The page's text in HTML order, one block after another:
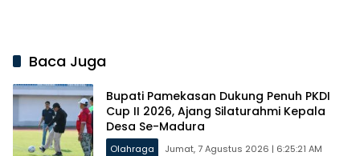
Baca Juga
Bupati Pamekasan Dukung Penuh PKDI
Cup II 2026, Ajang Silaturahmi Kepala
Desa Se-Madura
Olahraga Jumat, 7 Agustus 2026 | 6:25:21 AM